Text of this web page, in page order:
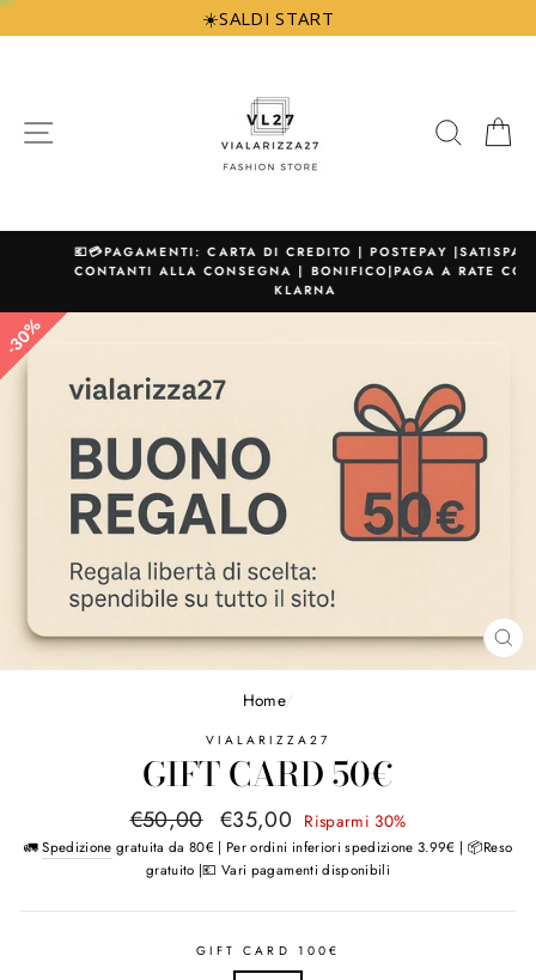
Vai
direttamente
☀️SALDI START
💶💳PAGAMENTI: CARTA DI CREDITO | POSTEPAY |SATISPAY|
CONTANTI ALLA CONSEGNA | BONIFICO|PAGA A RATE CON
KLARNA
30%
30%
Home/
VIALARIZZA27
GIFT CARD 50€
Prezzo
di
listino
€50,00
Prezzo
scontato
€35,00 Risparmi 30%
🚛Spedizione gratuita da 80€ | Per ordini inferiori spedizione 3.99€ | 📦Reso
gratuito |💶 Vari pagamenti disponibili
GIFT CARD 100€